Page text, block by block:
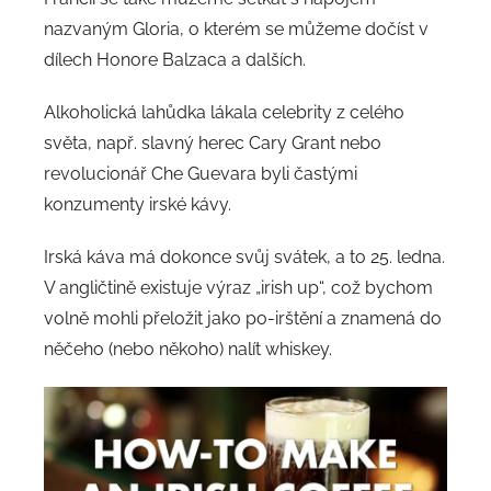
nazvaným Gloria, o kterém se můžeme dočíst v
dílech Honore Balzaca a dalších.
Alkoholická lahůdka lákala celebrity z celého
světa, např. slavný herec Cary Grant nebo
revolucionář Che Guevara byli častými
konzumenty irské kávy.
Irská káva má dokonce svůj svátek, a to 25. ledna.
V angličtině existuje výraz „irish up“, což bychom
volně mohli přeložit jako po-irštění a znamená do
něčeho (nebo někoho) nalít whiskey.